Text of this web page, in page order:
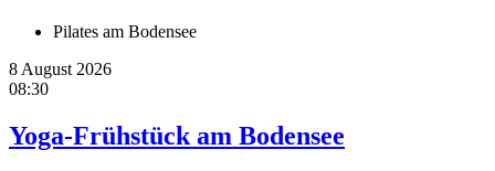
Pilates am Bodensee
8 August 2026
08:30
Yoga-Frühstück am Bodensee